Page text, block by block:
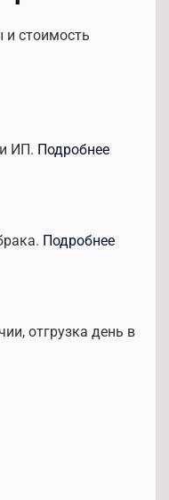
и стоимость
ИП. Подробнее
Подробнее
отгрузка день в